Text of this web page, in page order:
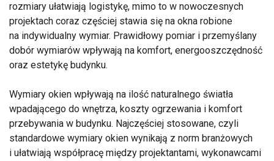
rozmiary ułatwiają logistykę, mimo to w nowoczesnych
projektach coraz częściej stawia się na okna robione
na indywidualny wymiar. Prawidłowy pomiar i przemyślany
dobór wymiarów wpływają na komfort, energooszczędność
oraz estetykę budynku.
Wymiary okien wpływają na ilość naturalnego światła
wpadającego do wnętrza, koszty ogrzewania i komfort
przebywania w budynku. Najczęściej stosowane, czyli
standardowe wymiary okien wynikają z norm branżowych
i ułatwiają współpracę między projektantami, wykonawcami